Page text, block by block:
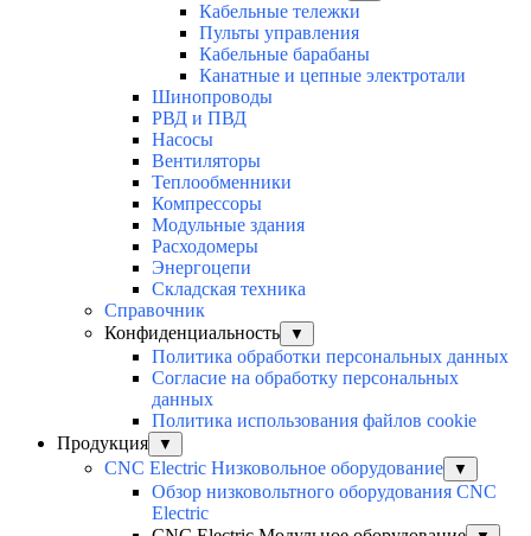
Кабельные тележки
Пульты управления
Кабельные барабаны
Канатные и цепные электротали
Шинопроводы
РВД и ПВД
Насосы
Вентиляторы
Теплообменники
Компрессоры
Модульные здания
Расходомеры
Энергоцепи
Складская техника
Справочник
Конфиденциальность
▼
Политика обработки персональных данных
Согласие на обработку персональных
данных
Политика использования файлов cookie
Продукция
▼
CNC Electric Низковольное оборудование ▼
Обзор низковольтного оборудования CNC
Electric